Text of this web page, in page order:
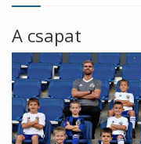
A csapat